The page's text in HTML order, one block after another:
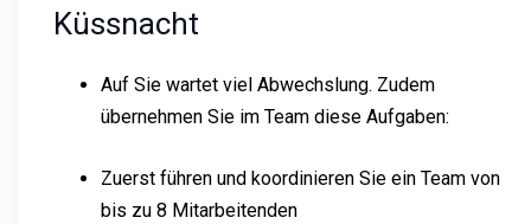
Küssnacht
Auf Sie wartet viel Abwechslung. Zudem
übernehmen Sie im Team diese Aufgaben:
Zuerst führen und koordinieren Sie ein Team von
bis zu 8 Mitarbeitenden